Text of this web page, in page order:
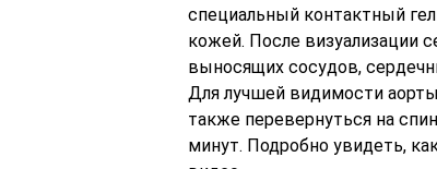
специальный контактный
кожей. После визуализации
выносящих сосудов,
Для лучшей видимости
также перевернуться на
минут. Подробно увидеть,